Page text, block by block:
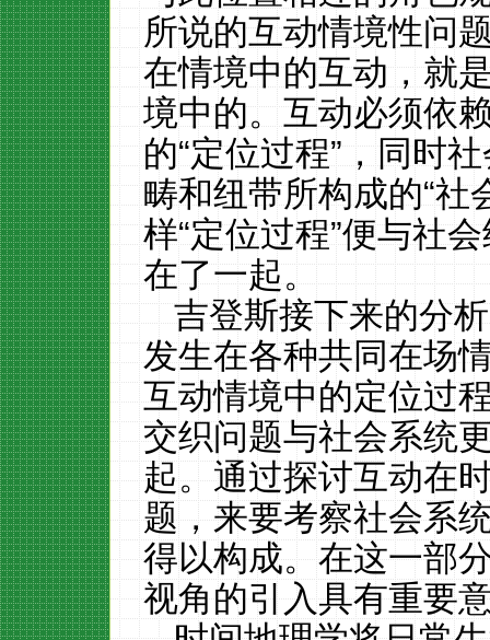
所说的互动情境性问
在情境中的互动，就
境中的。互动必须依
的“定位过程”，同时
畴和纽带所构成的“社
样“定位过程”便与社
在了一起。
吉登斯接下来的分
发生在各种共同在场
互动情境中的定位过
交织问题与社会系统
起。通过探讨互动在
题，来要考察社会系
得以构成。在这一部
视角的引入具有重要